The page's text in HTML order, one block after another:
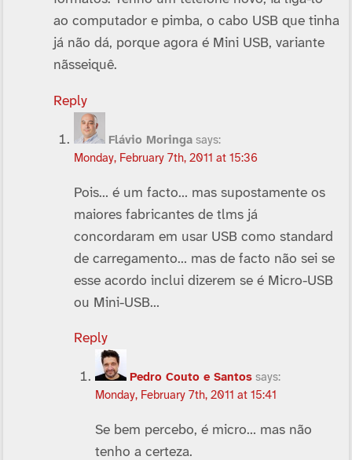
ao computador e pimba, o cabo USB que tinha
já não dá, porque agora é Mini USB, variante
nãsseiquê.
Reply
Flávio Moringa says:
Monday, February 7th, 2011 at 15:36
Pois… é um facto… mas supostamente os
maiores fabricantes de tlms já
concordaram em usar USB como standard
de carregamento… mas de facto não sei se
esse acordo inclui dizerem se é Micro-USB
ou Mini-USB…
Reply
Pedro Couto e Santos says:
Monday, February 7th, 2011 at 15:41
Se bem percebo, é micro… mas não
tenho a certeza.